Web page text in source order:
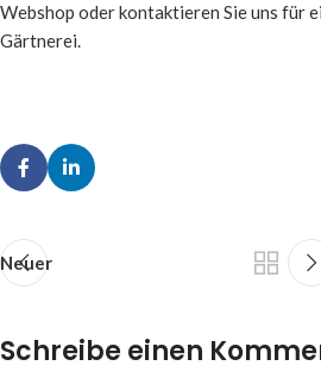
Webshop oder kontaktieren Sie uns für
Gärtnerei.
Neuer
Schreibe einen